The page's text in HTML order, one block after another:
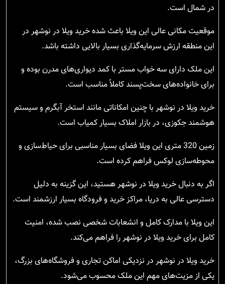
در شمال است.
موقعیت مکانی عالی این ویلا باعث شده خرید ویلا در نوشهر در
این منطقه ارزش سرمایه‌گذاری بسیار بالایی داشته باشد.
این ملک دارای سه خواب مستر با کمد دیواری‌های مدرن بوده و
برای خانواده‌های سخت‌پسند کاملاً مناسب است.
خرید ویلا در نوشهر با چنین امکاناتی مانند استخر آبگرم و سیستم
هوشمند جکوزی، در بازار املاک بسیار کمیاب است.
زمین 320 متری این ویلا فضای بسیار مناسبی برای حیاط‌سازی و
محوطه‌سازی لوکس فراهم کرده است.
اگر به دنبال خرید ویلا در نوشهر هستید، این گزینه به دلیل
دسترسی عالی به دریا، مراکز خرید و فرودگاه بسیار ارزشمند است.
این ویلا با مدارک کامل و انشعابات شخصی نصب شده، امنیت
کامل برای خرید ویلا در نوشهر را فراهم می‌کند.
خرید ویلا در نوشهر در نزدیکی اماکن تجاری و فروشگاه‌های بزرگ،
یکی از مزیت‌های مهم این ملک محسوب می‌شود.